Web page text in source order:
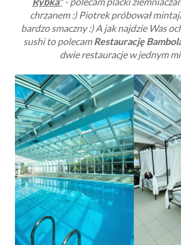
chrzanem :) Piotrek próbował
bardzo smaczny :) A jak najdzie Was
sushi to polecamRestaurację
dwie restauracje w jednym